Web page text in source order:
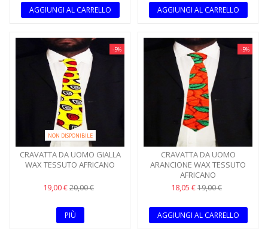
AGGIUNGI AL CARRELLO AGGIUNGI AL CARRELLO
-5%
NON DISPONIBILE
CRAVATTA DA UOMO GIALLA
WAX TESSUTO AFRICANO
19,00 €20,00 €
PIÙ
-5%
CRAVATTA DA UOMO
ARANCIONE WAX TESSUTO
AFRICANO
18,05 €19,00 €
AGGIUNGI AL CARRELLO